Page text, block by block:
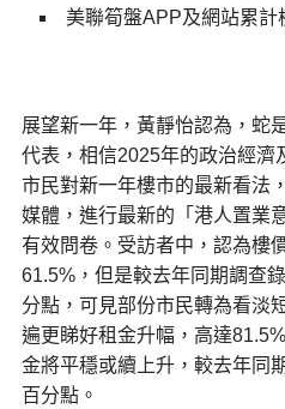
美聯筍盤APP及網站累計
展望新一年，黃靜怡認為，蛇
代表，相信2025年的政治經濟
市民對新一年樓市的最新看法
媒體，進行最新的「港人置業
有效問卷。受訪者中，認為樓
61.5%，但是較去年同期調查
分點，可見部份市民轉為看淡
遍更睇好租金升幅，高達
金將平穩或續上升，較去年同
百分點。